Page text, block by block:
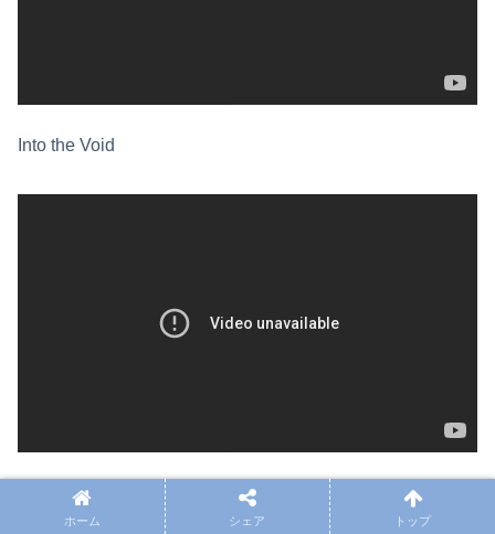
Into the Void
人間椅子はこういったオマージュを、ちょこっとやってみ
たという話ではない。
31年間ずっとやってきたのだ。
ホーム シェア トップ